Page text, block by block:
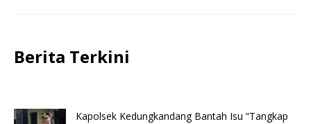
Berita Terkini
Kapolsek Kedungkandang Bantah Isu “Tangkap